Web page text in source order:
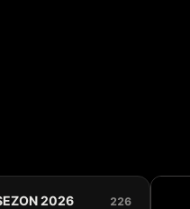
2026 226